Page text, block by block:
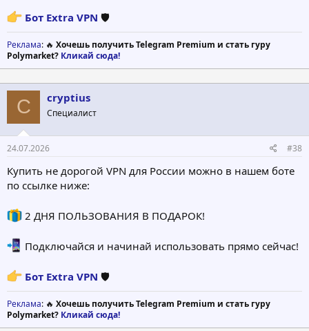
Start using:Extra VPN
Why choose us:
Stable operation even under constraints
High speed
Simplicity — all via Telegram
Fast support
⚡️Extra VPN
Бот Extra VPN 🛡
Реклама: 🔥 Хочешь получить Telegram Premium и стать гуру
Polymarket? Кликай сюда!
C cryptius
Специалист
24.07.2026 #38
Купить не дорогой VPN для России можно в нашем боте
по ссылке ниже:
2 ДНЯ ПОЛЬЗОВАНИЯ В ПОДАРОК!
Подключайся и начинай использовать прямо сейчас!
Бот Extra VPN 🛡
Реклама: 🔥 Хочешь получить Telegram Premium и стать гуру
Polymarket? Кликай сюда!